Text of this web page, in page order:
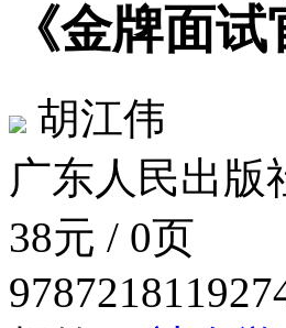
《金牌面
胡江伟
广东人民出版
38元 / 0页